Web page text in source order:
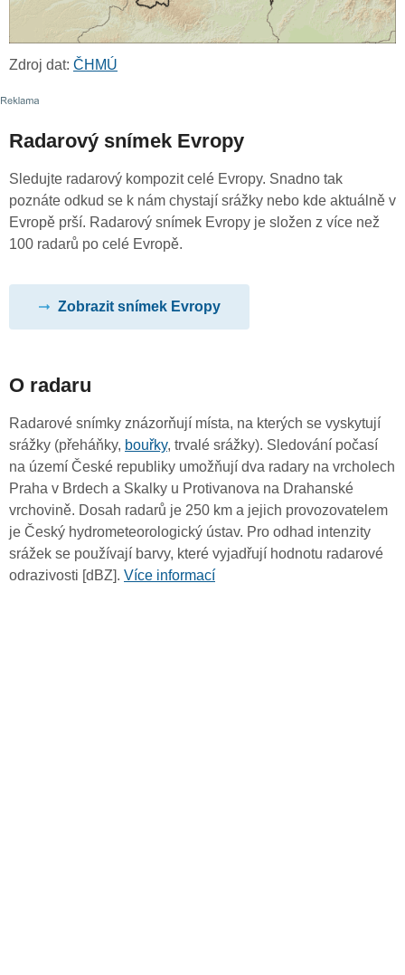
Zdroj dat: ČHMÚ
Radarový snímek Evropy
Sledujte radarový kompozit celé Evropy. Snadno tak
poznáte odkud se k nám chystají srážky nebo kde aktuálně v
Evropě prší. Radarový snímek Evropy je složen z více než
100 radarů po celé Evropě.
Zobrazit snímek Evropy
O radaru
Radarové snímky znázorňují místa, na kterých se vyskytují
srážky (přeháňky, bouřky, trvalé srážky). Sledování počasí
na území České republiky umožňují dva radary na vrcholech
Praha v Brdech a Skalky u Protivanova na Drahanské
vrchovině. Dosah radarů je 250 km a jejich provozovatelem
je Český hydrometeorologický ústav. Pro odhad intenzity
srážek se používají barvy, které vyjadřují hodnotu radarové
odrazivosti [dBZ]. Více informací